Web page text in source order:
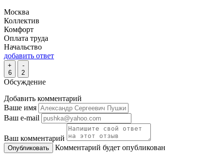
Москва
Коллектив
Комфорт
Оплата труда
Начальство
добавить ответ
+
6
-
2
Обсуждение
Добавить комментарий
Ваше имя
Ваш e-mail
Ваш комментарий
Комментарий будет опубликован